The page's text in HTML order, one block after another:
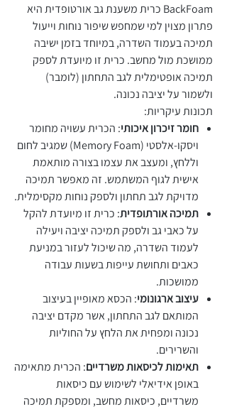
BackFoam כרית משענת גב אורטופדית היא
פתרון מצוין למי שמחפש שיפור נוחות וייעול
תמיכה בעמוד השדרה, במיוחד בזמן ישיבה
ממושכת מול מחשב. כרית זו מיועדת לספק
תמיכה אופטימלית לגב התחתון (לומבר)
ולשמור על יציבה נכונה.
תכונות עיקריות:
חומר זיכרון איכותי: הכרית עשויה מחומר
ויסקו-אלסטי (Memory Foam) שמגיב לחום
וללחץ, ומעצב את עצמו בצורה מותאמת
אישית לגוף המשתמש. זה מאפשר תמיכה
מדויקת לגב תחתון ולספק נוחות מקסימלית.
תמיכה אורתופדית: כרית זו מיועדת להקל
על כאבי גב ולספק תמיכה יציבה ויעילה
לעמוד השדרה, מה שיכול לעזור במניעת
כאבים ותחושת עייפות בשעות עבודה
ממושכות.
עיצוב ארגונומי: הכסא מאופיין בעיצוב
המותאם לגב התחתון, אשר מקדם יציבה
נכונה ומפחית את הלחץ על החוליות
והשרירים.
תאימות לכיסאות משרדיים: הכרית מתאימה
באופן אידיאלי לשימוש עם כיסאות
משרדיים, כיסאות מחשב, ומספקת תמיכה